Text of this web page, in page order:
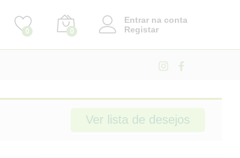
0 0
Entrar na conta
Registar
Ver lista de desejos